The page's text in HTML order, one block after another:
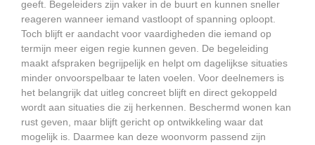
geeft. Begeleiders zijn vaker in de buurt en kunnen sneller
reageren wanneer iemand vastloopt of spanning oploopt.
Toch blijft er aandacht voor vaardigheden die iemand op
termijn meer eigen regie kunnen geven. De begeleiding
maakt afspraken begrijpelijk en helpt om dagelijkse situaties
minder onvoorspelbaar te laten voelen. Voor deelnemers is
het belangrijk dat uitleg concreet blijft en direct gekoppeld
wordt aan situaties die zij herkennen. Beschermd wonen kan
rust geven, maar blijft gericht op ontwikkeling waar dat
mogelijk is. Daarmee kan deze woonvorm passend zijn